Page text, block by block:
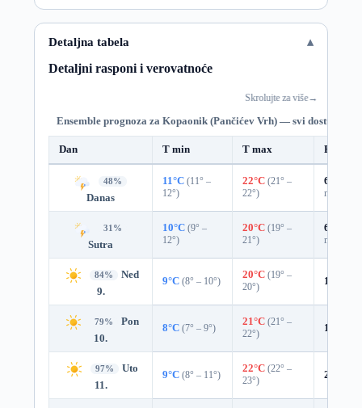
Detaljna tabela
Detaljni rasponi i verovatnoće
Skrolujte za više→
Ensemble prognoza za Kopaonik (Pančićev Vrh) — svi dostupni
Dan T min T max
48%
Danas
11°C (11° –
12°)
22°C (21° –
22°)
68%
mm)
31%
Sutra
10°C (9° –
12°)
20°C (19° –
21°)
69%
mm)
84%
Ned
9.
9°C (8° – 10°)
20°C (19° –
20°)
12%
79%
Pon
10.
8°C (7° – 9°)
21°C (21° –
22°)
19%
97%
Uto
11.
9°C (8° – 11°)
22°C (22° –
23°)
2%